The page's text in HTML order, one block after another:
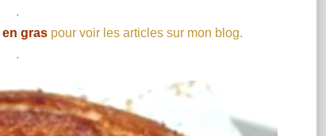
.
en graspour voir les articles sur mon blog.
.